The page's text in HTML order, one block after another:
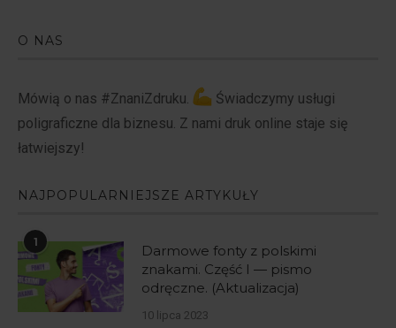
O NAS
Mówią o nas #ZnaniZdruku.
Świadczymy usługi
poligraficzne dla biznesu. Z nami druk online staje się
łatwiejszy!
NAJPOPULARNIEJSZE ARTYKUŁY
1
Darmowe fonty z polskimi
znakami. Część I — pismo
odręczne. (Aktualizacja)
10 lipca 2023